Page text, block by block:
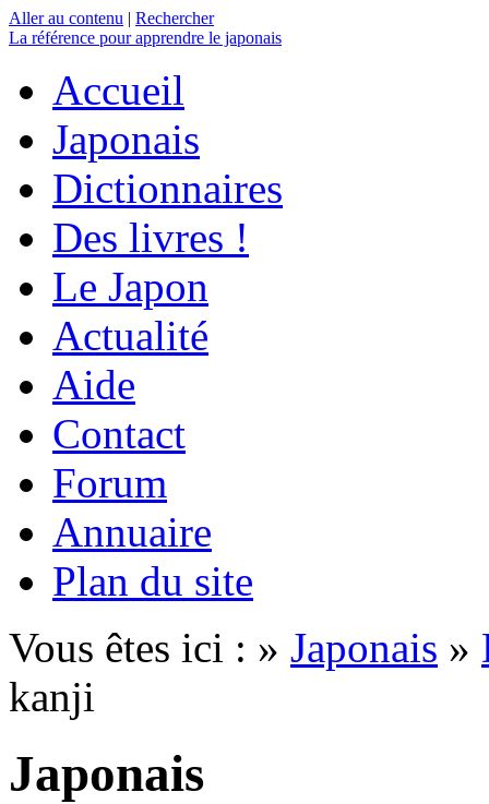
Aller au contenu | Rechercher
La référence pour apprendre le japonais
Accueil
Japonais
Dictionnaires
Des livres !
Le Japon
Actualité
Aide
Contact
Forum
Annuaire
Plan du site
Vous êtes ici : » Japonais »
kanji
Japonais